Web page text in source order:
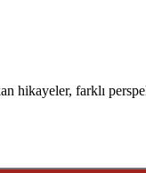
hikayeler, farklı